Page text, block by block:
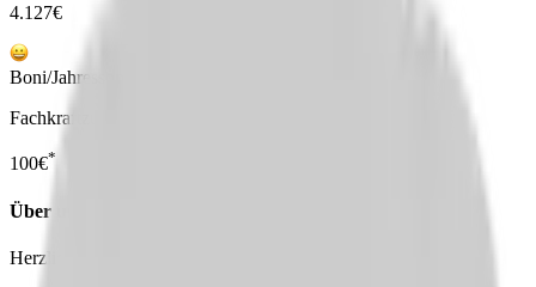
4.127€
Boni/Jahressonderzahlungen
Fachkraftzulage (bei Vollzeit)
100€*
Über uns
Herzlich willkommen im Altenheim Hensoltshöhe!